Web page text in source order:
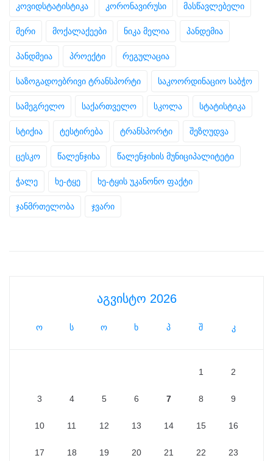
კოვიდსტატისტიკა კორონავირუსი მასწავლებელი
მერი მოქალაქეები ნიკა მელია პანდემია
პანდმეია პროექტი რეგულაცია
საზოგადოებრივი ტრანსპორტი საკოორდინაციო საბჭო
სამეგრელო საქართველო სკოლა სტატისტიკა
სტიქია ტესტირება ტრანსპორტი შეზღუდვა
ცესკო წალენჯიხა წალენჯიხის მუნიციპალიტეტი
ჭალე ხე-ტყე ხე-ტყის უკანონო ფაქტი
ჯანმრთელობა ჯვარი
აგვისტო 2026
ო ს ო ხ პ შ კ
1 2
3 4 5 6 7 8 9
10 11 12 13 14 15 16
17 18 19 20 21 22 23